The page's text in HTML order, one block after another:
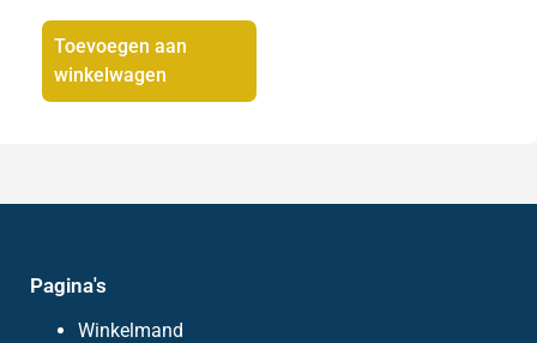
Toevoegen aan
winkelwagen
Pagina's
Winkelmand